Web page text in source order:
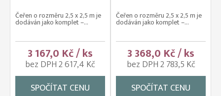
Čeřen o rozměru 2,5 x 2,5 m je
dodáván jako komplet –...
3 167,0 Kč / ks
bez DPH 2 617,4 Kč
SPOČÍTAT CENU
Čeřen o rozměru 2,5 x 2,5 m je
dodáván jako komplet –...
3 368,0 Kč / ks
bez DPH 2 783,5 Kč
SPOČÍTAT CENU